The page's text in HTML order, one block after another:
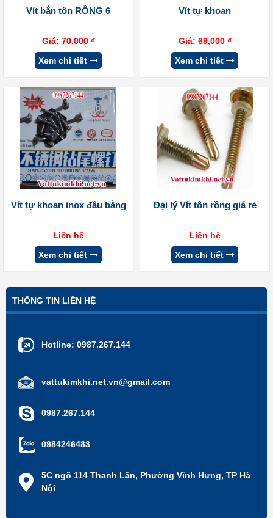
Vít bắn tôn RỒNG 6
Giá: 70,000 ₫
Xem chi tiết
Vít tự khoan
Giá: 69,000 ₫
Xem chi tiết
Vít tự khoan inox đầu bằng
Liên hệ
Xem chi tiết
Đại lý Vít tôn rồng giá rẻ
Liên hệ
Xem chi tiết
THÔNG TIN LIÊN HỆ
Hotline: 0987.267.144
vattukimkhi.net.vn@gmail.com
0987.267.144
0984246483
5C ngõ 114 Thanh Lân, Phường Vĩnh Hưng, TP Hà
Nội